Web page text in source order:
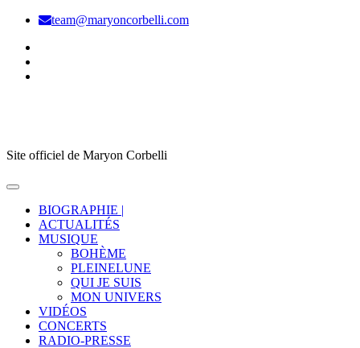
Skip
content
team@maryoncorbelli.com
Site officiel de Maryon Corbelli
BIOGRAPHIE |
ACTUALITÉS
MUSIQUE
BOHÈME
PLEINELUNE
QUI JE SUIS
MON UNIVERS
VIDÉOS
CONCERTS
RADIO-PRESSE